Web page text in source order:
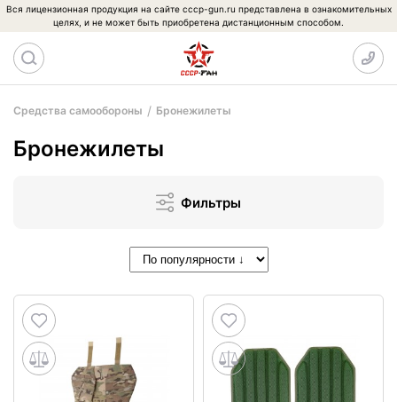
Вся лицензионная продукция на сайте cccp-gun.ru представлена в ознакомительных
целях, и не может быть приобретена дистанционным способом.
Средства самообороны Бронежилеты
Бронежилеты
Фильтры